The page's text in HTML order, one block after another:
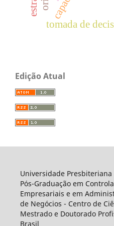
tomada de
Edição Atual
Universidade
Pós-Graduação em
Empresariais e em
de Negócios - Centro de
Mestrado e Doutorado
Brasil